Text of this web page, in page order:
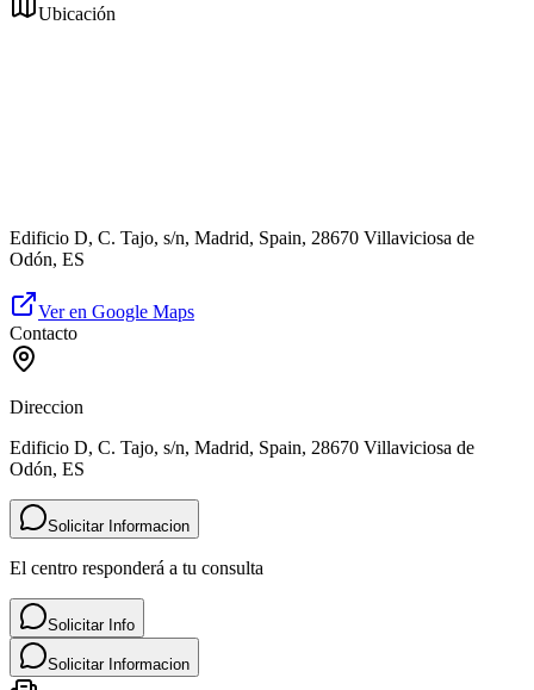
Ubicación
Edificio D, C. Tajo, s/n, Madrid, Spain, 28670 Villaviciosa de
Odón, ES
Ver en Google Maps
Contacto
Direccion
Edificio D, C. Tajo, s/n, Madrid, Spain, 28670 Villaviciosa de
Odón, ES
Solicitar Informacion
El centro responderá a tu consulta
Solicitar Info
Solicitar Informacion